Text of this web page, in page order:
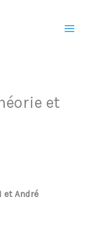
et
et André